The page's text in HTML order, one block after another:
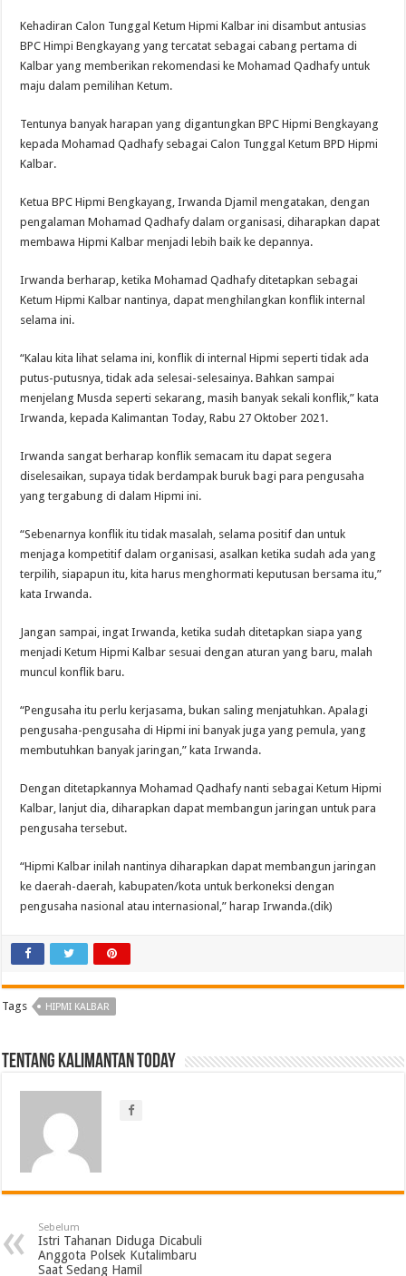
Kehadiran Calon Tunggal Ketum Hipmi Kalbar ini disambut antusias
BPC Himpi Bengkayang yang tercatat sebagai cabang pertama di
Kalbar yang memberikan rekomendasi ke Mohamad Qadhafy untuk
maju dalam pemilihan Ketum.
Tentunya banyak harapan yang digantungkan BPC Hipmi Bengkayang
kepada Mohamad Qadhafy sebagai Calon Tunggal Ketum BPD Hipmi
Kalbar.
Ketua BPC Hipmi Bengkayang, Irwanda Djamil mengatakan, dengan
pengalaman Mohamad Qadhafy dalam organisasi, diharapkan dapat
membawa Hipmi Kalbar menjadi lebih baik ke depannya.
Irwanda berharap, ketika Mohamad Qadhafy ditetapkan sebagai
Ketum Hipmi Kalbar nantinya, dapat menghilangkan konflik internal
selama ini.
“Kalau kita lihat selama ini, konflik di internal Hipmi seperti tidak ada
putus-putusnya, tidak ada selesai-selesainya. Bahkan sampai
menjelang Musda seperti sekarang, masih banyak sekali konflik,” kata
Irwanda, kepada Kalimantan Today, Rabu 27 Oktober 2021.
Irwanda sangat berharap konflik semacam itu dapat segera
diselesaikan, supaya tidak berdampak buruk bagi para pengusaha
yang tergabung di dalam Hipmi ini.
“Sebenarnya konflik itu tidak masalah, selama positif dan untuk
menjaga kompetitif dalam organisasi, asalkan ketika sudah ada yang
terpilih, siapapun itu, kita harus menghormati keputusan bersama itu,”
kata Irwanda.
Jangan sampai, ingat Irwanda, ketika sudah ditetapkan siapa yang
menjadi Ketum Hipmi Kalbar sesuai dengan aturan yang baru, malah
muncul konflik baru.
“Pengusaha itu perlu kerjasama, bukan saling menjatuhkan. Apalagi
pengusaha-pengusaha di Hipmi ini banyak juga yang pemula, yang
membutuhkan banyak jaringan,” kata Irwanda.
Dengan ditetapkannya Mohamad Qadhafy nanti sebagai Ketum Hipmi
Kalbar, lanjut dia, diharapkan dapat membangun jaringan untuk para
pengusaha tersebut.
“Hipmi Kalbar inilah nantinya diharapkan dapat membangun jaringan
ke daerah-daerah, kabupaten/kota untuk berkoneksi dengan
pengusaha nasional atau internasional,” harap Irwanda.(dik)
Tags HIPMI KALBAR
Tentang Kalimantan Today
Sebelum
Istri Tahanan Diduga Dicabuli
Anggota Polsek Kutalimbaru
Saat Sedang Hamil